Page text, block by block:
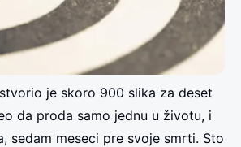
je skoro 900 slika za deset
da proda samo jednu u životu, i
sedam meseci pre svoje smrti. Sto